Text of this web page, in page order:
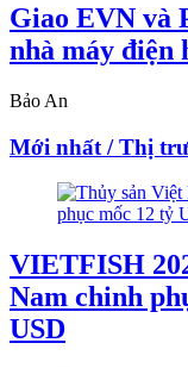
Giao EVN và
nhà máy điện
Bảo An
Mới nhất / Thị
VIETFISH
Nam chinh
USD